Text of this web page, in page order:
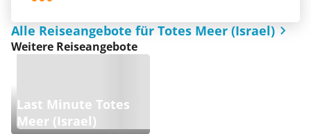
Alle Reiseangebote für Totes Meer (Israel)
Weitere Reiseangebote
Last Minute Totes
Meer (Israel)